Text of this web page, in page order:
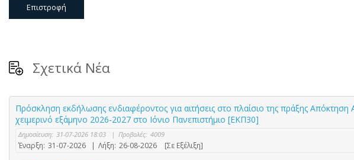
Επιστροφή
Σχετικά Νέα
Πρόσκληση εκδήλωσης ενδιαφέροντος για αιτήσεις στο πλαίσιο της πράξης Απόκτηση
χειμερινό εξάμηνο 2026-2027 στο Ιόνιο Πανεπιστήμιο [ΕΚΠ30]
Δημοσίευση: 31-07-2026 18:03 | Προβολές: 4009
Έναρξη: 31-07-2026 | Λήξη: 26-08-2026 [Σε Εξέλιξη]